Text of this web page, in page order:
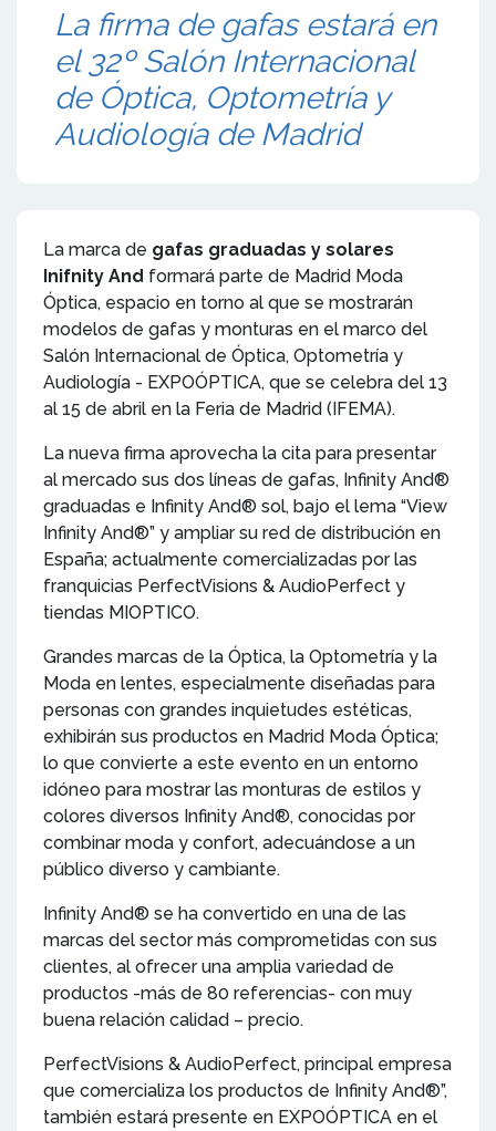
La firma de gafas estará en
el 32º Salón Internacional
de Óptica, Optometría y
Audiología de Madrid
La marca de gafas graduadas y solares
Inifnity And formará parte de Madrid Moda
Óptica, espacio en torno al que se mostrarán
modelos de gafas y monturas en el marco del
Salón Internacional de Óptica, Optometría y
Audiología - EXPOÓPTICA, que se celebra del 13
al 15 de abril en la Feria de Madrid (IFEMA).
La nueva firma aprovecha la cita para presentar
al mercado sus dos líneas de gafas, Infinity And®
graduadas e Infinity And® sol, bajo el lema “View
Infinity And®” y ampliar su red de distribución en
España; actualmente comercializadas por las
franquicias PerfectVisions & AudioPerfect y
tiendas MIOPTICO.
Grandes marcas de la Óptica, la Optometría y la
Moda en lentes, especialmente diseñadas para
personas con grandes inquietudes estéticas,
exhibirán sus productos en Madrid Moda Óptica;
lo que convierte a este evento en un entorno
idóneo para mostrar las monturas de estilos y
colores diversos Infinity And®, conocidas por
combinar moda y confort, adecuándose a un
público diverso y cambiante.
Infinity And® se ha convertido en una de las
marcas del sector más comprometidas con sus
clientes, al ofrecer una amplia variedad de
productos -más de 80 referencias- con muy
buena relación calidad – precio.
PerfectVisions & AudioPerfect, principal empresa
que comercializa los productos de Infinity And®”,
también estará presente en EXPOÓPTICA en el